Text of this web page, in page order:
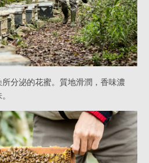
分泌的花蜜。質地滑潤，香味濃